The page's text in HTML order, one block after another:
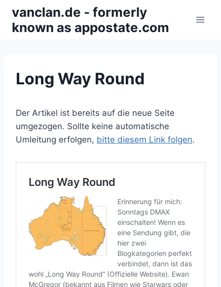
Inhalt
springen
vanclan.de - formerly
known as appostate.com
Long Way Round
Der Artikel ist bereits auf die neue Seite
umgezogen. Sollte keine automatische
Umleitung erfolgen, bitte diesem Link folgen.